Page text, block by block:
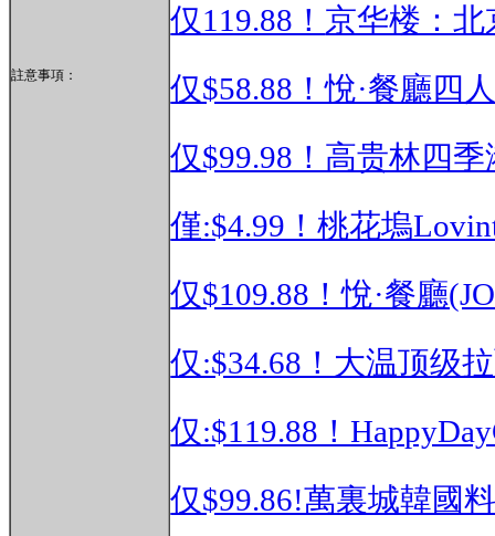
註意事項：
仅119.88！ 京华楼：北
仅$58.88！悅·餐廳四
仅$99.98！高贵林四
僅:$4.99！桃花塢
仅$109.88！悅·餐廳
仅:$34.68！大温顶级
仅:$119.88！
仅$99.86!萬裏城韓國